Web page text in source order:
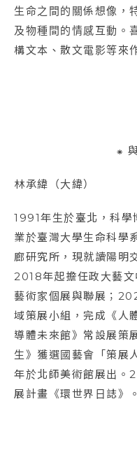
生命之間的關係想像，
及物種間的情感互動。
構文本、散文電影等來
⁕
林承緯（大緯）
1991年生於臺北，科學
業於臺灣大學生命科學
廊研究所，現就讀陽明
2018年起擔任政大藝
藝術家個展與聯展；
域策展小組，完成《人
導體未來館》常設展策
生》獲選國藝會「策展
年於北師美術館展出。
展計畫《環世界日誌》